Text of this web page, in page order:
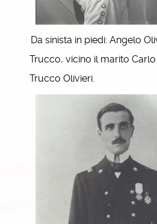
Da sinista in piedi: Angelo
Trucco, vicino il marito
Trucco Olivieri.